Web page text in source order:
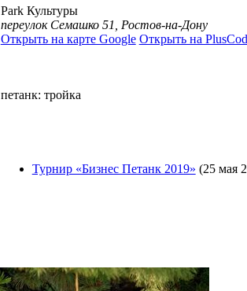
Park Культуры
переулок Семашко 51, Ростов-на-Дону
Открыть на карте Google Открыть на
петанк: тройка
Турнир «Бизнес Петанк 2019» (25 мая